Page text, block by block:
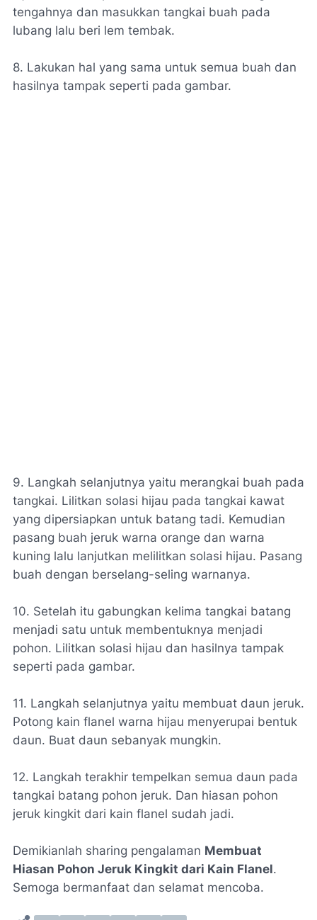
tengahnya dan masukkan tangkai buah pada
lubang lalu beri lem tembak.
8. Lakukan hal yang sama untuk semua buah dan
hasilnya tampak seperti pada gambar.
9. Langkah selanjutnya yaitu merangkai buah pada
tangkai. Lilitkan solasi hijau pada tangkai kawat
yang dipersiapkan untuk batang tadi. Kemudian
pasang buah jeruk warna orange dan warna
kuning lalu lanjutkan melilitkan solasi hijau. Pasang
buah dengan berselang-seling warnanya.
10. Setelah itu gabungkan kelima tangkai batang
menjadi satu untuk membentuknya menjadi
pohon. Lilitkan solasi hijau dan hasilnya tampak
seperti pada gambar.
11. Langkah selanjutnya yaitu membuat daun jeruk.
Potong kain flanel warna hijau menyerupai bentuk
daun. Buat daun sebanyak mungkin.
12. Langkah terakhir tempelkan semua daun pada
tangkai batang pohon jeruk. Dan hiasan pohon
jeruk kingkit dari kain flanel sudah jadi.
Demikianlah sharing pengalaman Membuat
Hiasan Pohon Jeruk Kingkit dari Kain Flanel.
Semoga bermanfaat dan selamat mencoba.